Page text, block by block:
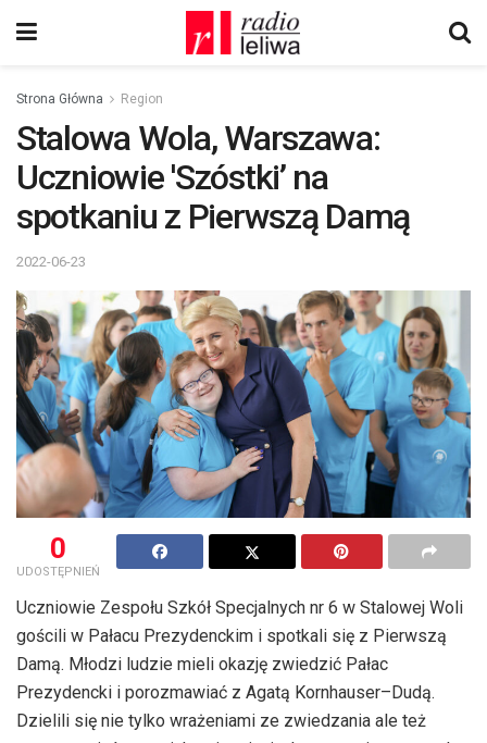
Strona Główna Region
Stalowa Wola, Warszawa:
Uczniowie 'Szóstki’ na
spotkaniu z Pierwszą Damą
2022-06-23
0
UDOSTĘPNIEŃ
Uczniowie Zespołu Szkół Specjalnych nr 6 w Stalowej Woli
gościli w Pałacu Prezydenckim i spotkali się z Pierwszą
Damą. Młodzi ludzie mieli okazję zwiedzić Pałac
Prezydencki i porozmawiać z Agatą Kornhauser–Dudą.
Dzielili się nie tylko wrażeniami ze zwiedzania ale też